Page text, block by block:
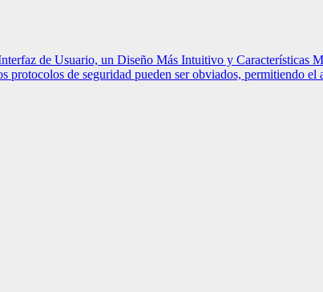
de Usuario, un Diseño Más Intuitivo y Características
de seguridad pueden ser obviados, permitiendo el